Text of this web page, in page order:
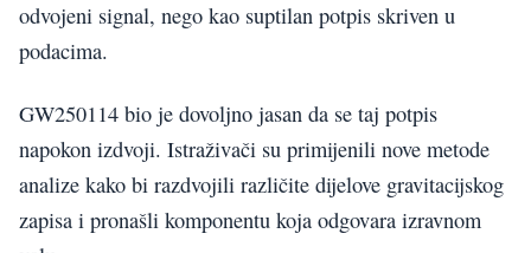
odvojeni signal, nego kao suptilan potpis skriven u
podacima.
GW250114 bio je dovoljno jasan da se taj potpis
napokon izdvoji. Istraživači su primijenili nove metode
analize kako bi razdvojili različite dijelove gravitacijskog
zapisa i pronašli komponentu koja odgovara izravnom